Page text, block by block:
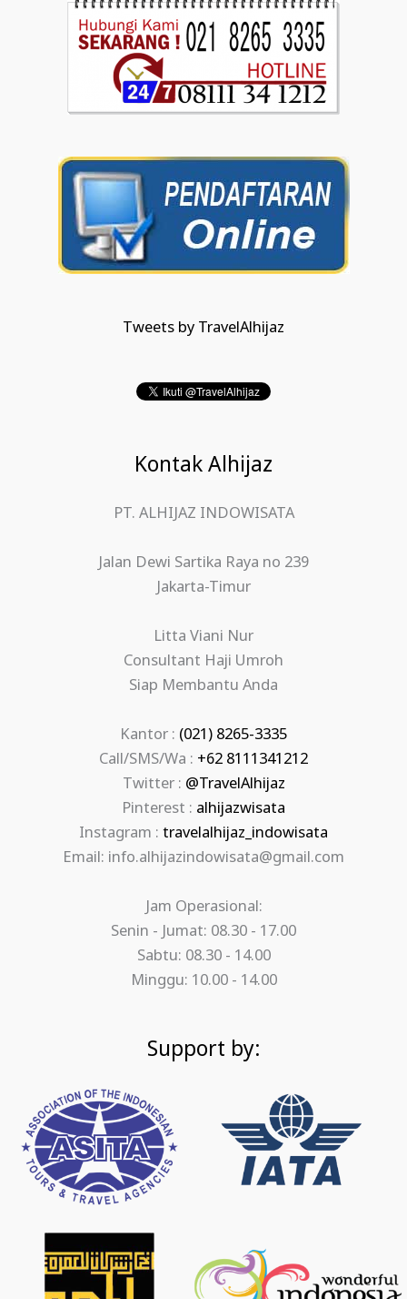
Tweets by TravelAlhijaz
Kontak Alhijaz
PT. ALHIJAZ INDOWISATA
Jalan Dewi Sartika Raya no 239
Jakarta-Timur
Litta Viani Nur
Consultant Haji Umroh
Siap Membantu Anda
Kantor : (021) 8265-3335
Call/SMS/Wa : +62 8111341212
Twitter : @TravelAlhijaz
Pinterest : alhijazwisata
Instagram : travelalhijaz_indowisata
Email: info.alhijazindowisata@gmail.com
Jam Operasional:
Senin - Jumat: 08.30 - 17.00
Sabtu: 08.30 - 14.00
Minggu: 10.00 - 14.00
Support by: